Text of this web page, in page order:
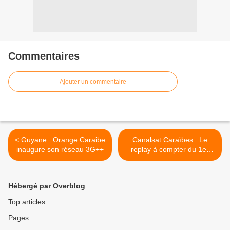
Commentaires
Ajouter un commentaire
< Guyane : Orange Caraibe
inaugure son réseau 3G++
Canalsat Caraïbes : Le
replay à compter du 1er
trimestre 2014 ! >
Hébergé par Overblog
Top articles
Pages